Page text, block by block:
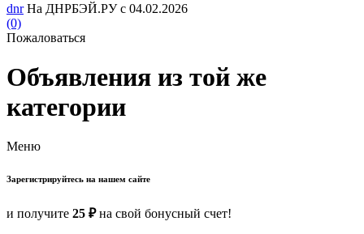
dnr На ДНРБЭЙ.РУ с 04.02.2026
(0)
Пожаловаться
Объявления из той же
категории
Меню
Зарегистрируйтесь на нашем сайте
и получите 25 ₽на свой бонусный счет!